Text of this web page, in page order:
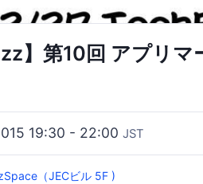
】第10回 アプリ
19:30 - 22:00 JST
（JECビル 5F )